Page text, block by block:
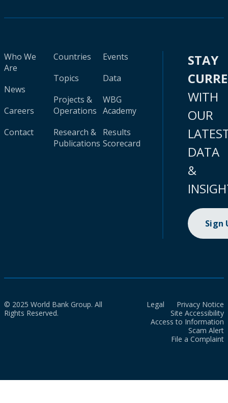
Who We
Are
News
Careers
Contact
Countries
Topics
Projects &
Operations
Research &
Publications
Events
Data
WBG
Academy
Results
Scorecard
STAY
WITH
OUR
DATA
&
Sign
© 2025 World Bank Group. All
Rights Reserved.
Legal
Privacy Notice
Site Accessibility
Access to Information
Scam Alert
File a Complaint